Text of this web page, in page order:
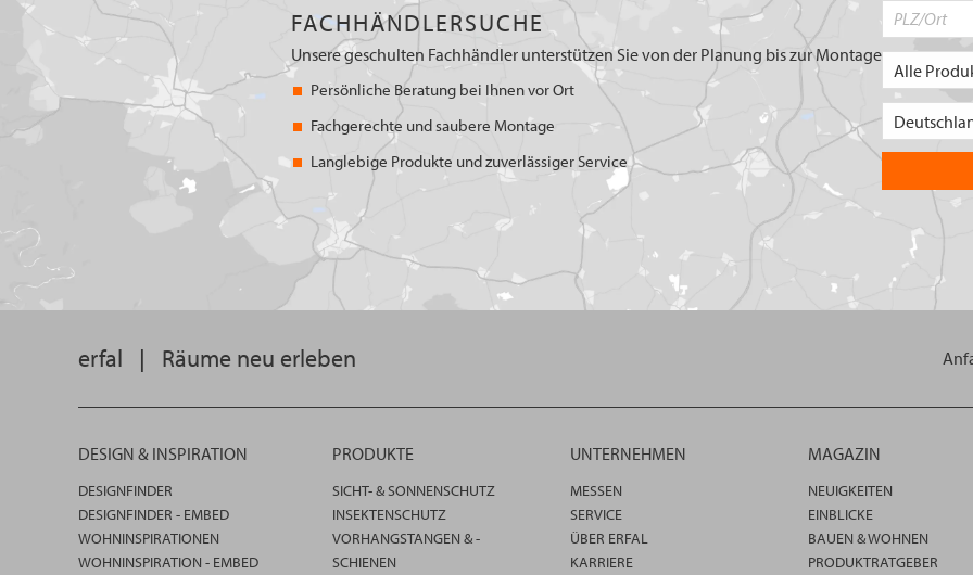
FACHHÄNDLERSUCHE
Unsere geschulten Fachhändler unterstützen Sie von der Planung bis zur Montage
Persönliche Beratung bei Ihnen vor Ort
Fachgerechte und saubere Montage
Langlebige Produkte und zuverlässiger Service
erfal | Räume neu erleben
DESIGN & INSPIRATION
DESIGNFINDER
DESIGNFINDER - EMBED
WOHNINSPIRATIONEN
WOHNINSPIRATION - EMBED
PRODUKTE
SICHT- & SONNENSCHUTZ
INSEKTENSCHUTZ
VORHANGSTANGEN & -
SCHIENEN
UNTERNEHMEN
MESSEN
SERVICE
ÜBER ERFAL
KARRIERE
MAGAZIN
NEUIGKEITEN
EINBLICKE
BAUEN & WOHNEN
PRODUKTRATGEBER